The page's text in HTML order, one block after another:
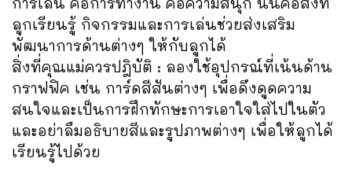
ลูกเรียนรู้ กิจกรรมและการเล่นช่วยส่งเสริม
พัฒนาการด้านต่างๆ ให้กับลูกได้
สิ่งที่คุณแม่ควรปฎิบัติ : ลองใช้อุปกรณ์ที่เน้นด้าน
กราฟฟิค เช่น การ์ดสีสันต่างๆ เพื่อดึงดูดความ
สนใจและเป็นการฝึกทักษะการเอาใจใส่ไปในตัว
และอย่าลืมอธิบายสีและรูปภาพต่างๆ เพื่อให้ลูกได้
เรียนรู้ไปด้วย